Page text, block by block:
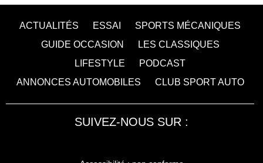
ACTUALITÉS ESSAI
SPORTS MÉCANIQUES
GUIDE OCCASION
LES CLASSIQUES
LIFESTYLE
PODCAST
ANNONCES AUTOMOBILES
CLUB SPORT AUTO
SUIVEZ-NOUS SUR :